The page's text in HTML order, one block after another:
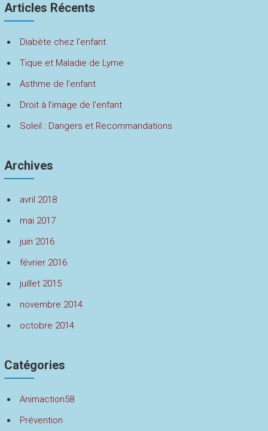
Articles Récents
Diabète chez l’enfant
Tique et Maladie de Lyme
Asthme de l’enfant
Droit à l’image de l’enfant
Soleil : Dangers et Recommandations
Archives
avril 2018
mai 2017
juin 2016
février 2016
juillet 2015
novembre 2014
octobre 2014
Catégories
Animaction58
Prévention